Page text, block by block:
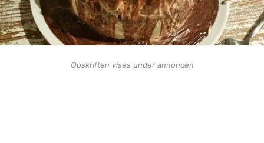
Opskriften vises under annoncen